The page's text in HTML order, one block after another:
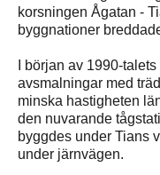
korsningen Ågatan -
byggnationer
I början av 1990-
avsmalningar med
minska hastigheten
den nuvarande
byggdes under Tians
under järnvägen.